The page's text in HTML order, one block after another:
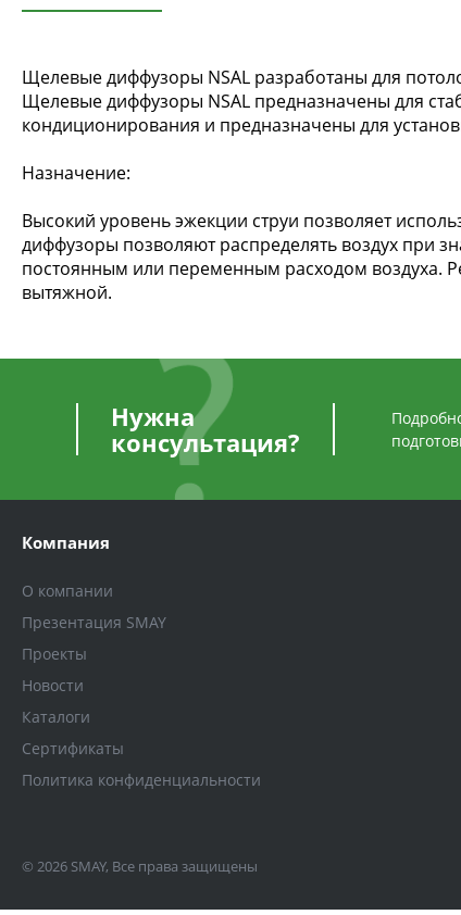
Щелевые диффузоры NSAL разработаны для
Щелевые диффузоры NSAL предназначены для
кондиционирования и предназначены для
Назначение:
Высокий уровень эжекции струи позволяет
диффузоры позволяют распределять воздух при
постоянным или переменным расходом воздуха.
вытяжной.
Нужна
консультация?
Компания
О компании
Презентация SMAY
Проекты
Новости
Каталоги
Сертификаты
Политика конфиденциальности
© 2026 SMAY, Все права защищены